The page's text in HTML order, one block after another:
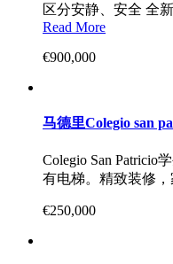
区分安静、安全 全
Read More
€900,000
马德里Colegio san
Colegio San Patricio
有电梯。精致装修
€250,000